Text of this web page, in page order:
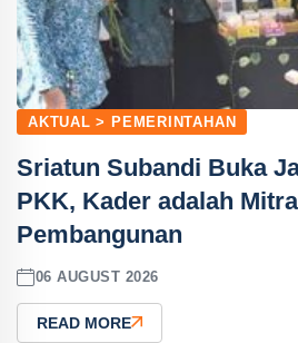
AKTUAL > PEMERINTAHAN
Sriatun Subandi Buka
PKK, Kader adalah
Pembangunan
06 AUGUST 2026
READ MORE